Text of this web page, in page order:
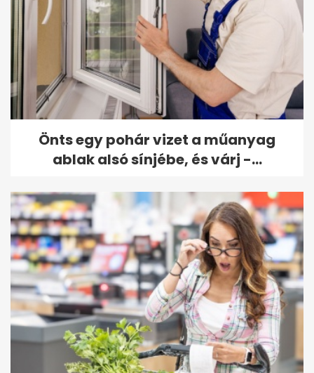
Önts egy pohár vizet a műanyag
ablak alsó sínjébe, és várj -...